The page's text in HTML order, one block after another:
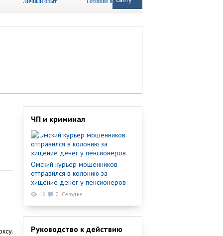
ЧП и криминал
Омский курьер мошенников
отправился в колонию за
хищение денег у пенсионеров
16 0 Сегодня
Руководство к действию